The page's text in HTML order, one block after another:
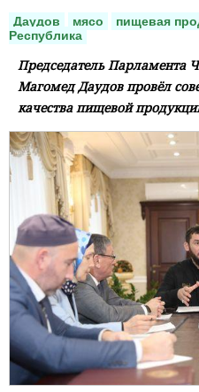
Даудов мясо пищевая
Республика
Председатель Парламента
Магомед Даудов провёл
качества пищевой